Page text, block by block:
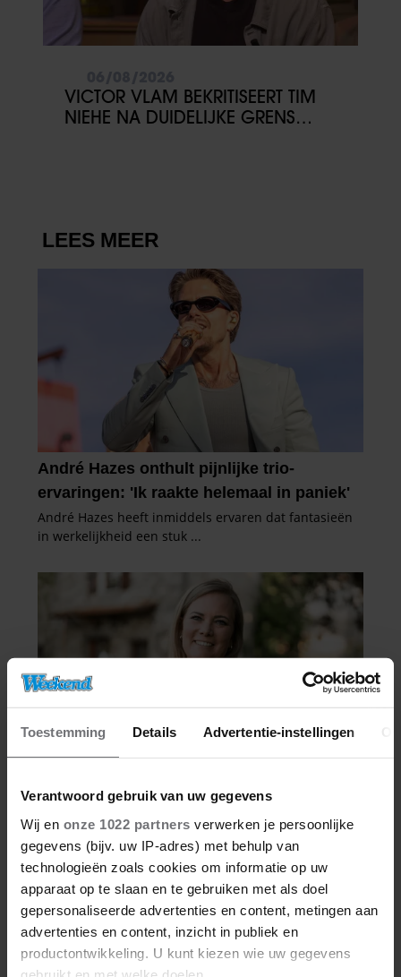
Toestemming Details Advertentie-instellingen
Verantwoord gebruik van uw gegevens
Wij en onze 1022 partners verwerken je persoonlijke
gegevens (bijv. uw IP-adres) met behulp van
technologieën zoals cookies om informatie op uw
apparaat op te slaan en te gebruiken met als doel
gepersonaliseerde advertenties en content, metingen aan
advertenties en content, inzicht in publiek en
productontwikkeling. U kunt kiezen wie uw gegevens
VICTOR VLAM BEKRITISEERT TIM
NIEHE NA DUIDELIJKE GRENS